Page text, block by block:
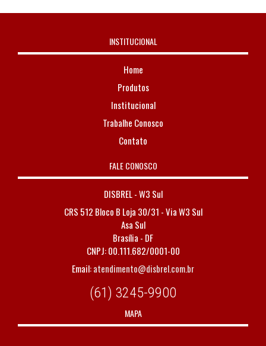
INSTITUCIONAL
Home
Produtos
Institucional
Trabalhe Conosco
Contato
FALE CONOSCO
DISBREL - W3 Sul
CRS 512 Bloco B Loja 30/31 - Via W3 Sul
Asa Sul
Brasília - DF
CNPJ: 00.111.682/0001-00
Email:atendimento@disbrel.com.br
(61) 3245-9900
MAPA